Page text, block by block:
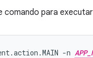
comando para
-n